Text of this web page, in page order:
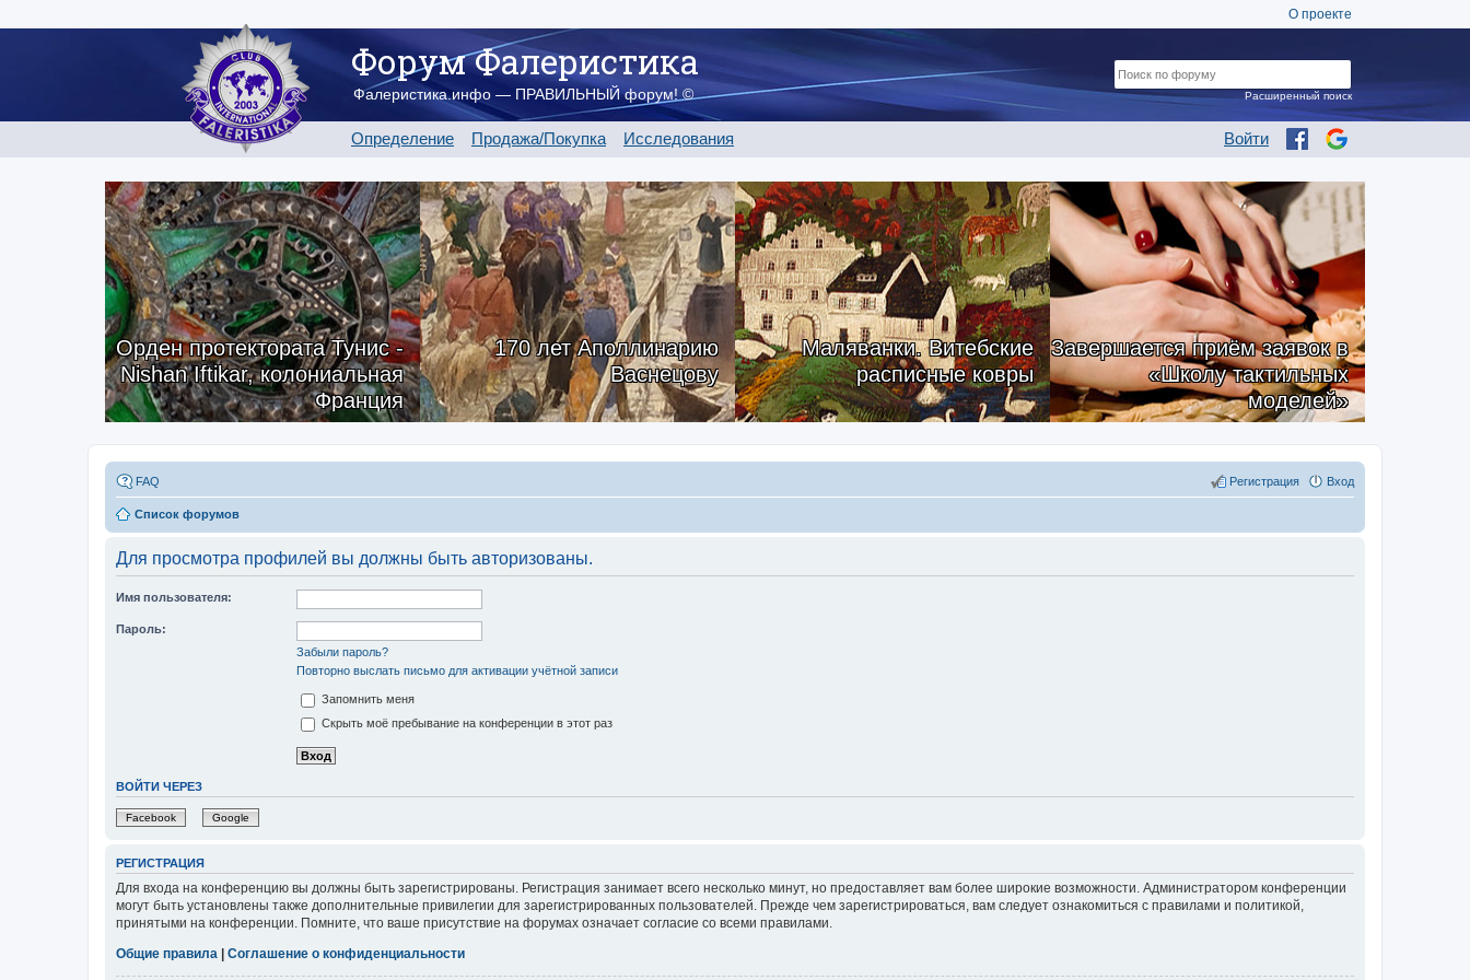
О проекте
Форум Фалеристика
Фалеристика.инфо — ПРАВИЛЬНЫЙ форум! ©
Определение Продажа/Покупка Исследования Войти
Расширенный поиск
Орден протектората Тунис -
Nishan Iftikar, колониальная
Франция
170 лет Аполлинарию
Васнецову
Маляванки. Витебские
расписные ковры
Завершается приём заявок в
«Школу тактильных
моделей»
FAQ Вход
Регистрация
Список форумов
Для просмотра профилей вы должны быть авторизованы.
Имя пользователя:
Пароль:
Забыли пароль?
Повторно выслать письмо для активации учётной записи
Запомнить меня
Скрыть моё пребывание на конференции в этот раз
ВОЙТИ ЧЕРЕЗ
Facebook Google
РЕГИСТРАЦИЯ
Для входа на конференцию вы должны быть зарегистрированы. Регистрация занимает всего несколько минут, но предоставляет вам более широкие возможности. Администратором конференции
могут быть установлены также дополнительные привилегии для зарегистрированных пользователей. Прежде чем зарегистрироваться, вам следует ознакомиться с правилами и политикой,
принятыми на конференции. Помните, что ваше присутствие на форумах означает согласие со всеми правилами.
Общие правила
Соглашение о конфиденциальности